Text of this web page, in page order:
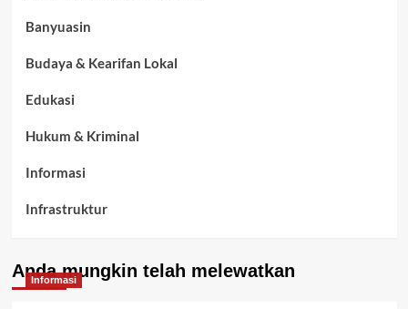
Banyuasin
Budaya & Kearifan Lokal
Edukasi
Hukum & Kriminal
Informasi
Infrastruktur
Kepegawaian & ASN Banyuasin
Anda mungkin telah melewatkan
Informasi